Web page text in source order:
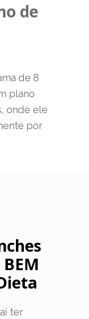
de
de 8
plano
onde ele
por
ter